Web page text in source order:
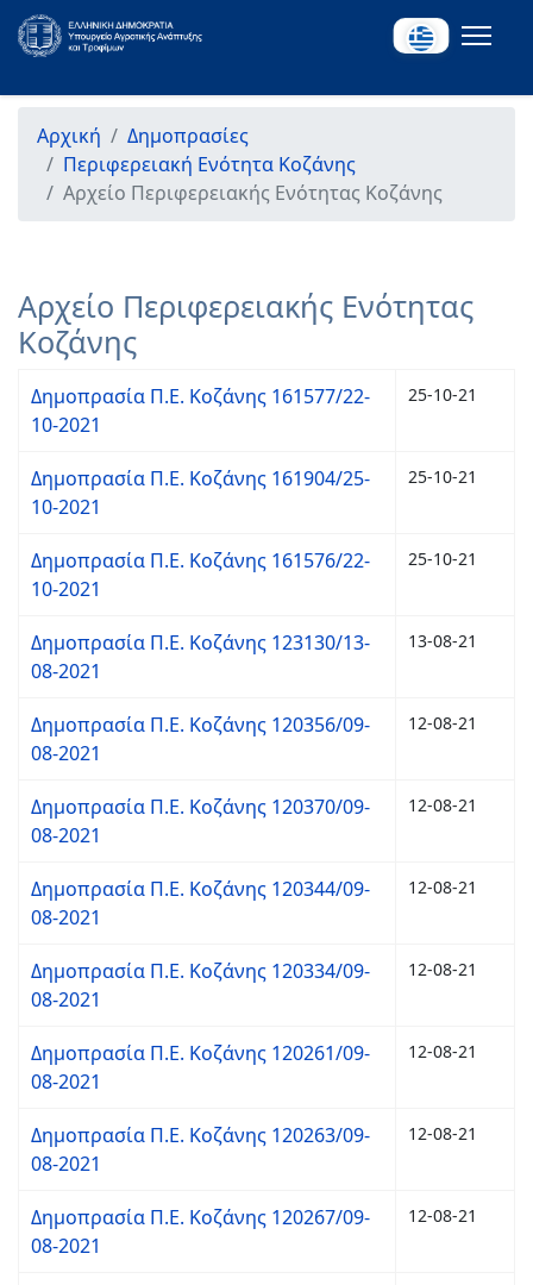
Αρχική
Δημοπρασίες
Περιφερειακή Ενότητα Κοζάνης
Αρχείο Περιφερειακής Ενότητας Κοζάνης
Αρχείο Περιφερειακής Ενότητας
Κοζάνης
Δημοπρασία Π.Ε. Κοζάνης 161577/22-
10-2021
25-10-21
Δημοπρασία Π.Ε. Κοζάνης 161904/25-
10-2021
25-10-21
Δημοπρασία Π.Ε. Κοζάνης 161576/22-
10-2021
25-10-21
Δημοπρασία Π.Ε. Κοζάνης 123130/13-
08-2021
13-08-21
Δημοπρασία Π.Ε. Κοζάνης 120356/09-
08-2021
12-08-21
Δημοπρασία Π.Ε. Κοζάνης 120370/09-
08-2021
12-08-21
Δημοπρασία Π.Ε. Κοζάνης 120344/09-
08-2021
12-08-21
Δημοπρασία Π.Ε. Κοζάνης 120334/09-
08-2021
12-08-21
Δημοπρασία Π.Ε. Κοζάνης 120261/09-
08-2021
12-08-21
Δημοπρασία Π.Ε. Κοζάνης 120263/09-
08-2021
12-08-21
Δημοπρασία Π.Ε. Κοζάνης 120267/09-
08-2021
12-08-21